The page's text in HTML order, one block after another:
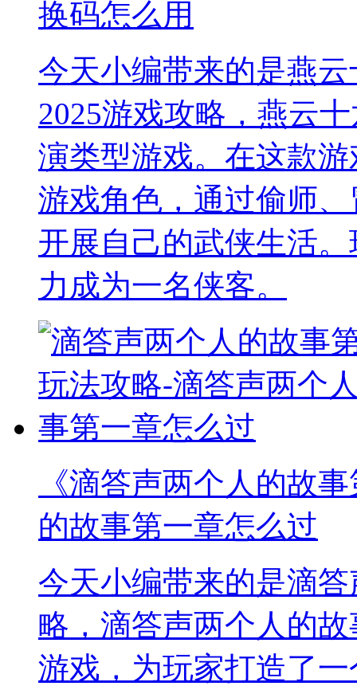
换码怎么用
今天小编带来的是燕
2025游戏攻略，燕云
演类型游戏。在这款
游戏角色，通过偷师
开展自己的武侠生活
力成为一名侠客。
《滴答声两个人的故
的故事第一章怎么过
今天小编带来的是滴
略，滴答声两个人的
游戏，为玩家打造了